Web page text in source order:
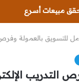
للتسويق بالعمولة وفرص